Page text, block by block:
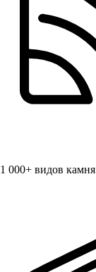
1 000+ видов камня